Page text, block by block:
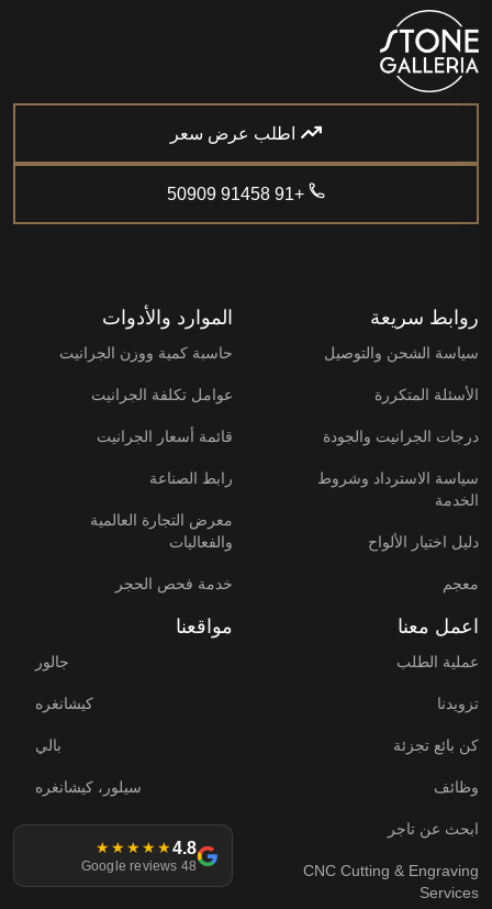
اطلب عرض سعر
+91 91458 50909
روابط سريعة
سياسة الشحن والتوصيل
الأسئلة المتكررة
درجات الجرانيت والجودة
سياسة الاسترداد وشروط
الخدمة
دليل اختيار الألواح
معجم
الموارد والأدوات
حاسبة كمية ووزن الجرانيت
عوامل تكلفة الجرانيت
قائمة أسعار الجرانيت
رابط الصناعة
معرض التجارة العالمية
والفعاليات
خدمة فحص الحجر
اعمل معنا
عملية الطلب
تزويدنا
كن بائع تجزئة
وظائف
ابحث عن تاجر
CNC Cutting & Engraving
Services
مواقعنا
جالور
كيشانغره
بالي
سيلور، كيشانغره
4.8
★★★★★
48 Google reviews